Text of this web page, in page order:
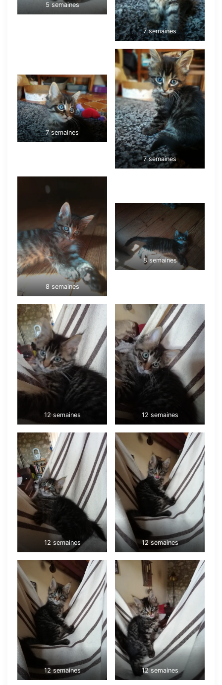
5 semaines
7 semaines
7 semaines
7 semaines
8 semaines
8 semaines
12 semaines 12 semaines
12 semaines 12 semaines
12 semaines 12 semaines